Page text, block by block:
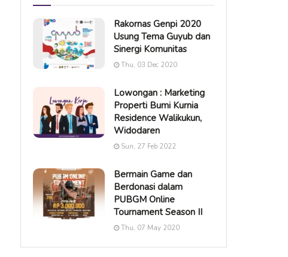
Rakornas Genpi 2020
Usung Tema Guyub dan
Sinergi Komunitas
Thu, 03 Dec 2020
Lowongan : Marketing
Properti Bumi Kurnia
Residence Walikukun,
Widodaren
Sun, 27 Feb 2022
Bermain Game dan
Berdonasi dalam
PUBGM Online
Tournament Season II
Thu, 07 May 2020